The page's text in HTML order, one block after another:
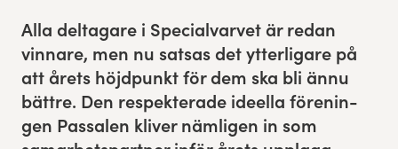
Alla delt­a­gare i Spe­cial­varvet är redan
vinnare, men nu sat­sas det ytterli­gare på
att årets höjd­punkt för dem ska bli ännu
bät­tre. Den respek­ter­ade ideel­la förenin­
gen Pas­salen kliv­er näm­li­gen in som
Göteborgsvarvet Expo
Löparinspiration och träning
Spring för välgörenhet
Lilla Varvet
Varvetmilen
Partnerportal